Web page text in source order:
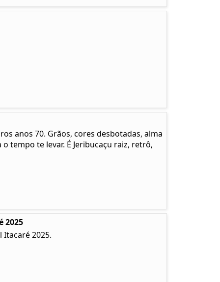
anos 70. Grãos, cores desbotadas, alma
tempo te levar. É Jeribucaçu raiz, retrô,
2025
2025.